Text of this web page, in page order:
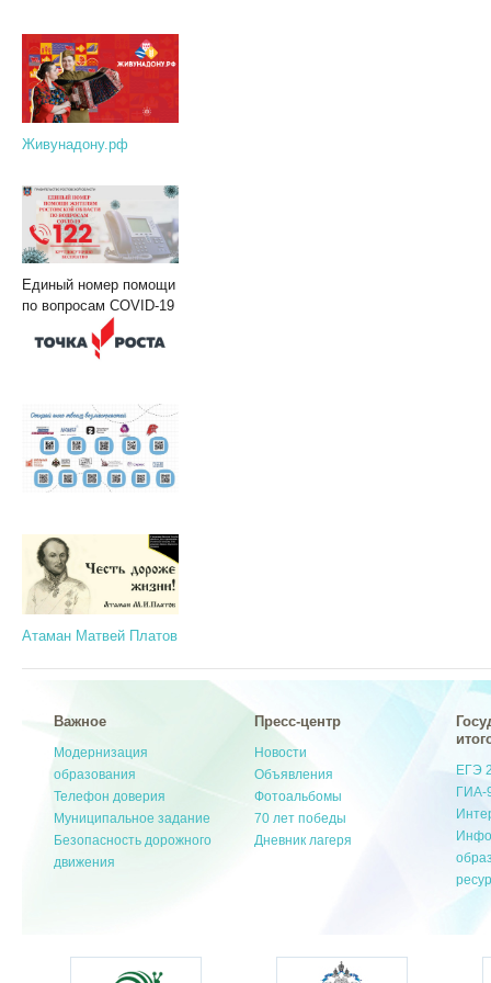
Живунадону.рф
Единый номер помощи
по вопросам COVID-19
Атаман Матвей Платов
Важное
Модернизация
образования
Телефон доверия
Муниципальное задание
Безопасность дорожного
движения
Пресс-центр
Новости
Объявления
Фотоальбомы
70 лет победы
Дневник лагеря
ЕГЭ
ГИА-